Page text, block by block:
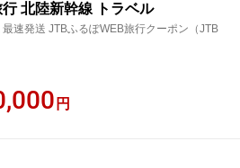
北陸新幹線 トラベル
速発送 JTBふるぽWEB旅行クーポン（JTB
円